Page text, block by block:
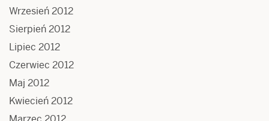
Wrzesień 2012
Sierpień 2012
Lipiec 2012
Czerwiec 2012
Maj 2012
Kwiecień 2012